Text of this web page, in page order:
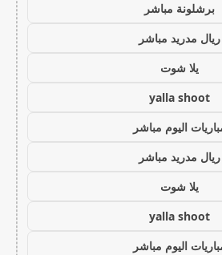
برشلونة مباشر
ريال مدريد مباشر
يلا شوت
yalla shoot
اليوم مباشر
ريال مدريد مباشر
يلا شوت
yalla shoot
اليوم مباشر